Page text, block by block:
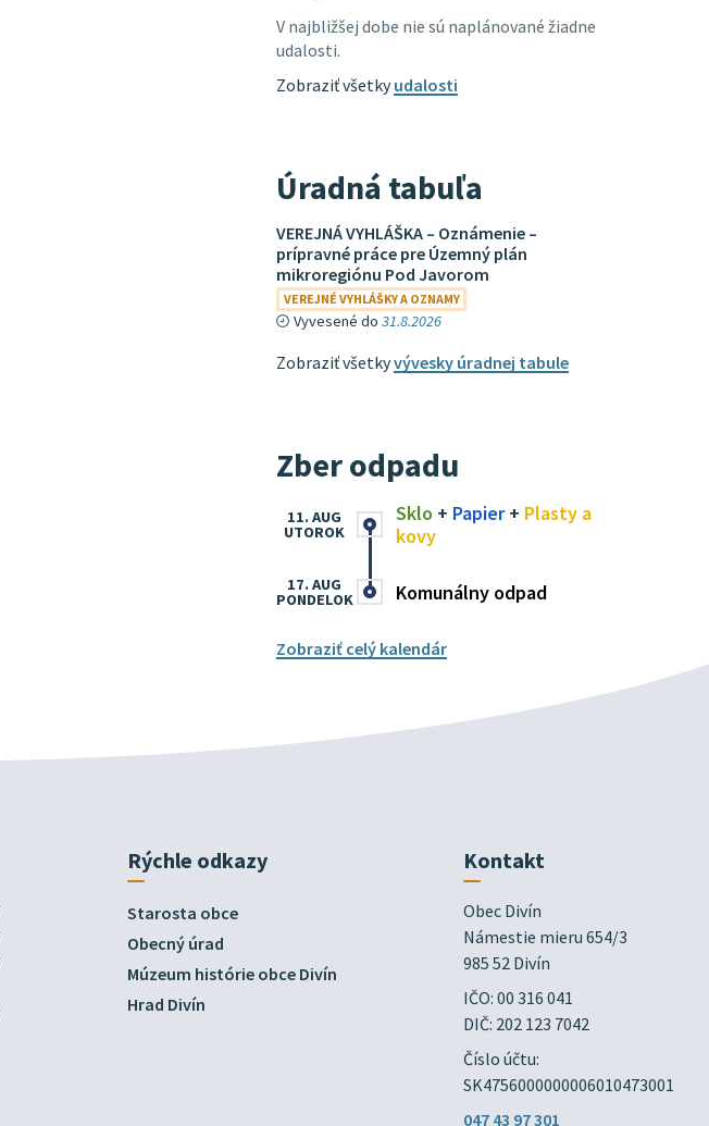
V najbližšej dobe nie sú naplánované žiadne
udalosti.
Zobraziť všetkyudalosti
Úradná tabuľa
VEREJNÁ VYHLÁŠKA – Oznámenie –
prípravné práce pre Územný plán
mikroregiónu Pod Javorom
VEREJNÉ VYHLÁŠKY A OZNAMY
Vyvesené do 31.8.2026
Zobraziť všetkyvývesky úradnej tabule
Zber odpadu
Sklo + Papier+ Plasty a
kovy
11. AUG
UTOROK
Komunálny odpad
17. AUG
PONDELOK
Zobraziť celý kalendár
Rýchle odkazy
Starosta obce
Obecný úrad
Múzeum histórie obce Divín
Hrad Divín
Kontakt
Obec Divín
Námestie mieru 654/3
985 52 Divín
IČO: 00 316 041
DIČ: 202 123 7042
Číslo účtu:
SK4756000000006010473001
047 43 97 301